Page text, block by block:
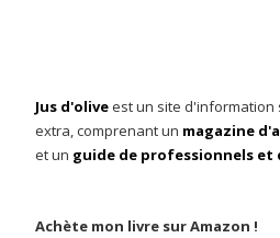
Jus d'oliveest un site d'information
extra, comprenant un magazine
et un guide de professionnels et
Achète mon livre sur Amazon !